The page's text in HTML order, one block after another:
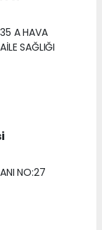
A HAVA
SAĞLIĞI
NO:27